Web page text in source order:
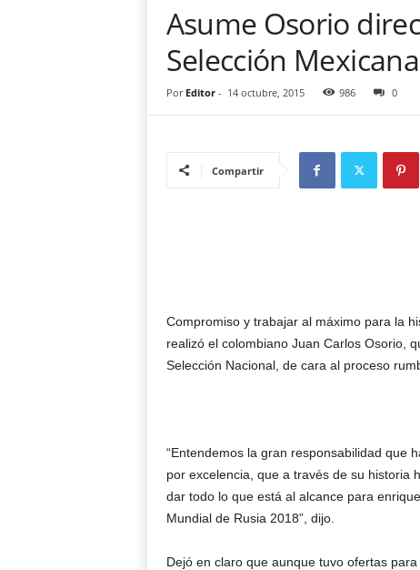
Asume Osorio
Selección Mexicana
Por Editor- 14 octubre, 2015 986 0
Compartir
Compromiso y trabajar al máximo para la
realizó el colombiano Juan Carlos Osorio,
Selección Nacional, de cara al proceso
“Entendemos la gran responsabilidad que
por excelencia, que a través de su historia
dar todo lo que está al alcance para
Mundial de Rusia 2018”, dijo.
Dejó en claro que aunque tuvo ofertas